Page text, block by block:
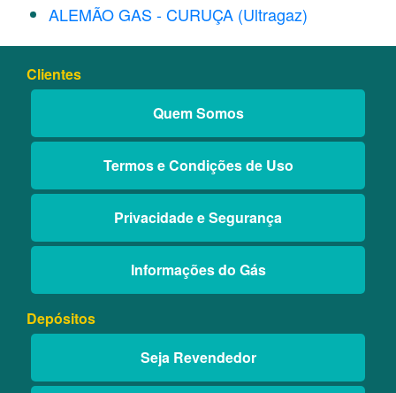
ALEMÃO GAS - CURUÇA (Ultragaz)
Clientes
Quem Somos
Termos e Condições de Uso
Privacidade e Segurança
Informações do Gás
Depósitos
Seja Revendedor